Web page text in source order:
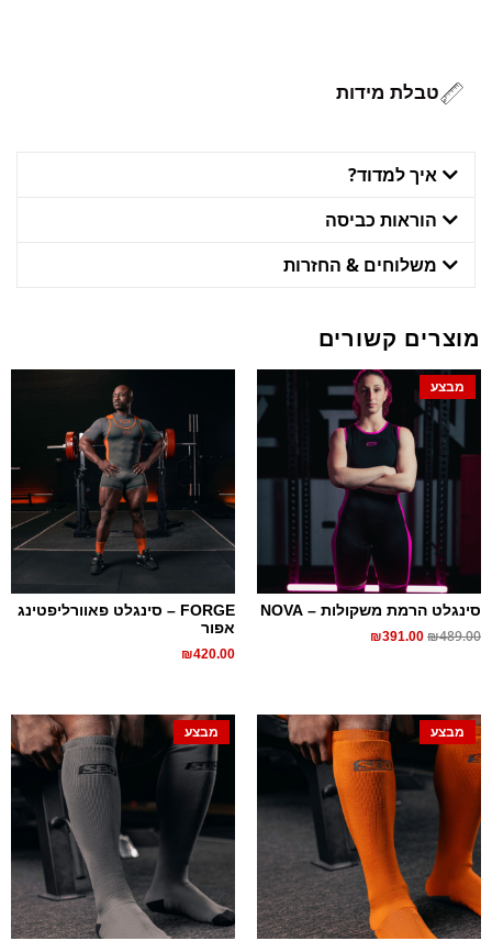
טבלת מידות
איך למדוד?
הוראות כביסה
משלוחים & החזרות
מוצרים קשורים
מבצע
סינגלט הרמת משקולות – NOVA
₪489.00
₪391.00
FORGE – סינגלט פאוורליפטינג
אפור
₪420.00
מבצע מבצע